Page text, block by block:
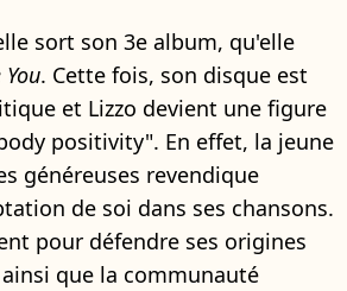
sort son 3e album, qu'elle
You. Cette fois, son disque est
et Lizzo devient une figure
positivity". En effet, la jeune
généreuses revendique
de soi dans ses chansons.
pour défendre ses origines
que la communauté